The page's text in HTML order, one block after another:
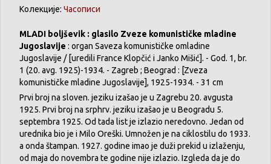
Колекције: Часописи
MLADI boljševik : glasilo Zveze komunističke mladine
Jugoslavije : organ Saveza komunističke omladine
Jugoslavije / [uredili France Klopčić i Janko Mišić]. - God. 1, br.
1 (20. avg. 1925)-1934. - Zagreb ; Beograd : [Zveza
komunističke mladine Jugoslavije], 1925-1934. - 31 cm
Prvi broj na sloven. jeziku izašao je u Zagrebu 20. avgusta
1925. Prvi broj na srphrv. jeziku izašao je u Beogradu 5.
septembra 1925. Od tada list je izlazio neredovno. Jedan od
urednika bio je i Milo Oreški. Umnožen je na ciklostilu do 1933.
a onda štampan. 1927. godine imao je duži prekid u izlaženju,
od maja do novembra te godine nije izlazio. Izgleda da je do